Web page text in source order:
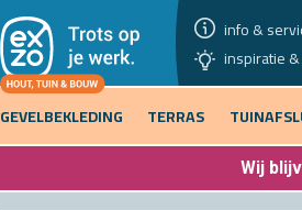
info &
inspiratie
GEVELBEKLEDING
TERRAS
Wij